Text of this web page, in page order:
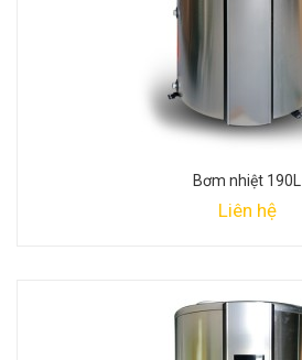
Bơm nhiệt 190L
Liên hệ